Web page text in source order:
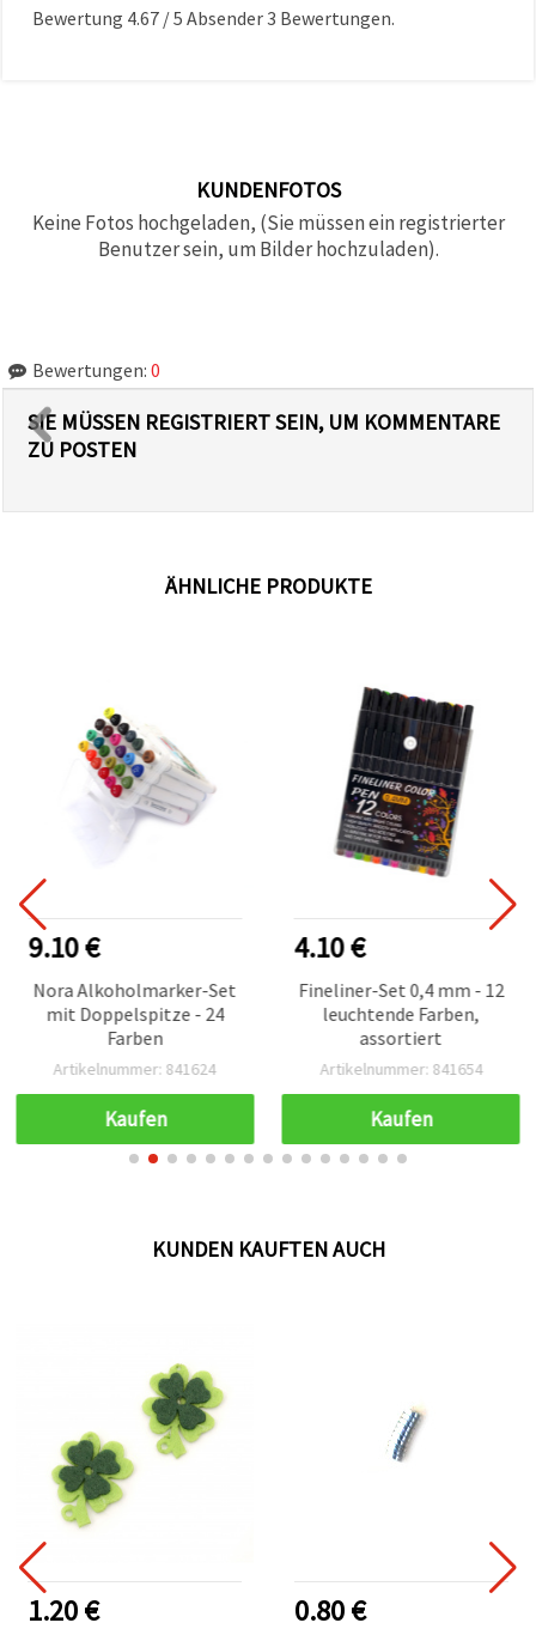
Bewertung 4.67 /5 Absender3 Bewertungen.
KUNDENFOTOS
Keine Fotos hochgeladen, (Sie müssen ein registrierter
Benutzer sein, um Bilder hochzuladen).
Bewertungen: 0
SIE MÜSSEN REGISTRIERT SEIN, UM KOMMENTARE
ZU POSTEN
ÄHNLICHE PRODUKTE
9.10 €
Nora Alkoholmarker-Set
mit Doppelspitze - 24
Farben
Artikelnummer: 841624
Kaufen
4.10 €
Fineliner-Set 0,4 mm - 12
leuchtende Farben,
assortiert
Artikelnummer: 841654
Kaufen
KUNDEN KAUFTEN AUCH
1.20 € 0.80 €